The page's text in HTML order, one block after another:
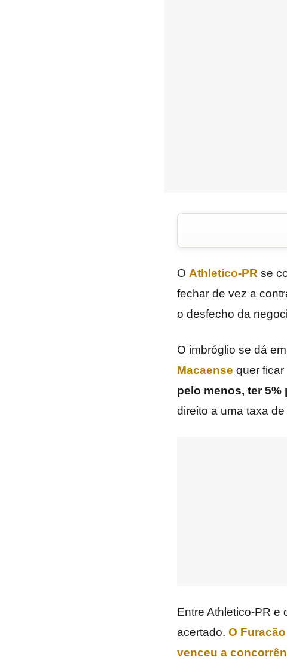
O Athletico-PR se
fechar de vez a
o desfecho da
O imbróglio se dá
Macaense quer ficar
pelo menos, ter 5%
direito a uma taxa de
Entre Athletico-PR e
acertado. O
venceu a